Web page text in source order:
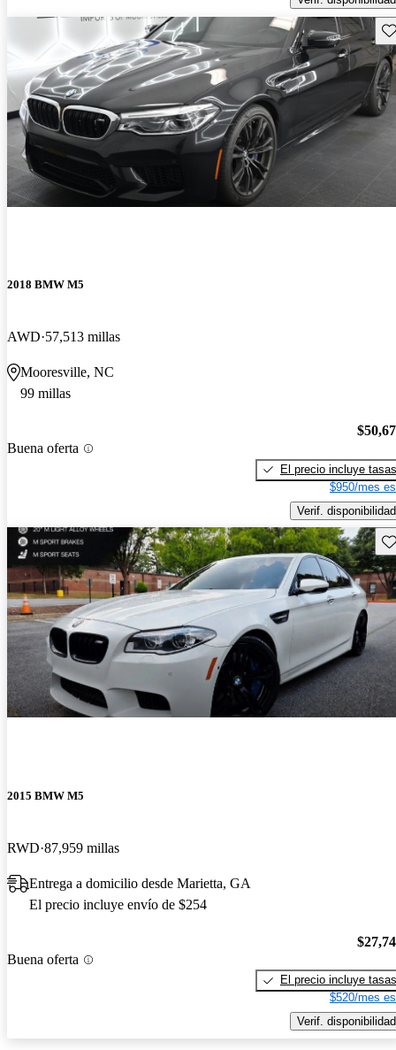
2018 BMW M5
AWD 57,513 millas
Mooresville, NC
99 millas
Buena oferta
El precio incluye tasas
$950/mes
Verif. disponibilidad
2015 BMW M5
RWD 87,959 millas
Entrega a domicilio desde Marietta, GA
El precio incluye envío de $254
Buena oferta
El precio incluye tasas
$520/mes
Verif. disponibilidad